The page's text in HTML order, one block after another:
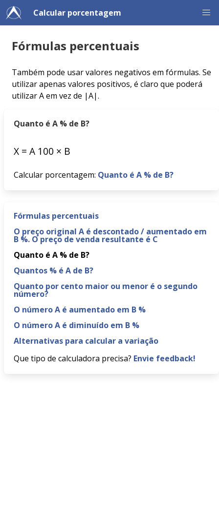
Calcular porcentagem
Fórmulas percentuais
Também pode usar valores negativos em fórmulas. Se
utilizar apenas valores positivos, é claro que poderá
utilizar A em vez de |A|.
Quanto é A % de B?
X = A 100 × B
Calcular porcentagem: Quanto é A % de B?
Fórmulas percentuais
O preço original A é descontado / aumentado em
B %. O preço de venda resultante é C
Quanto é A % de B?
Quantos % é A de B?
Quanto por cento maior ou menor é o segundo
número?
O número A é aumentado em B %
O número A é diminuído em B %
Alternativas para calcular a variação
Que tipo de calculadora precisa? Envie feedback!